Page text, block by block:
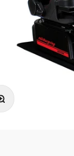
vergrößern